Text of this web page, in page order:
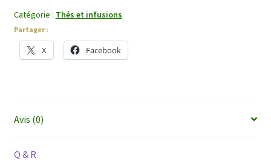
Catégorie : Thés et infusions
Partager :
X Facebook
Avis (0)
Q & R